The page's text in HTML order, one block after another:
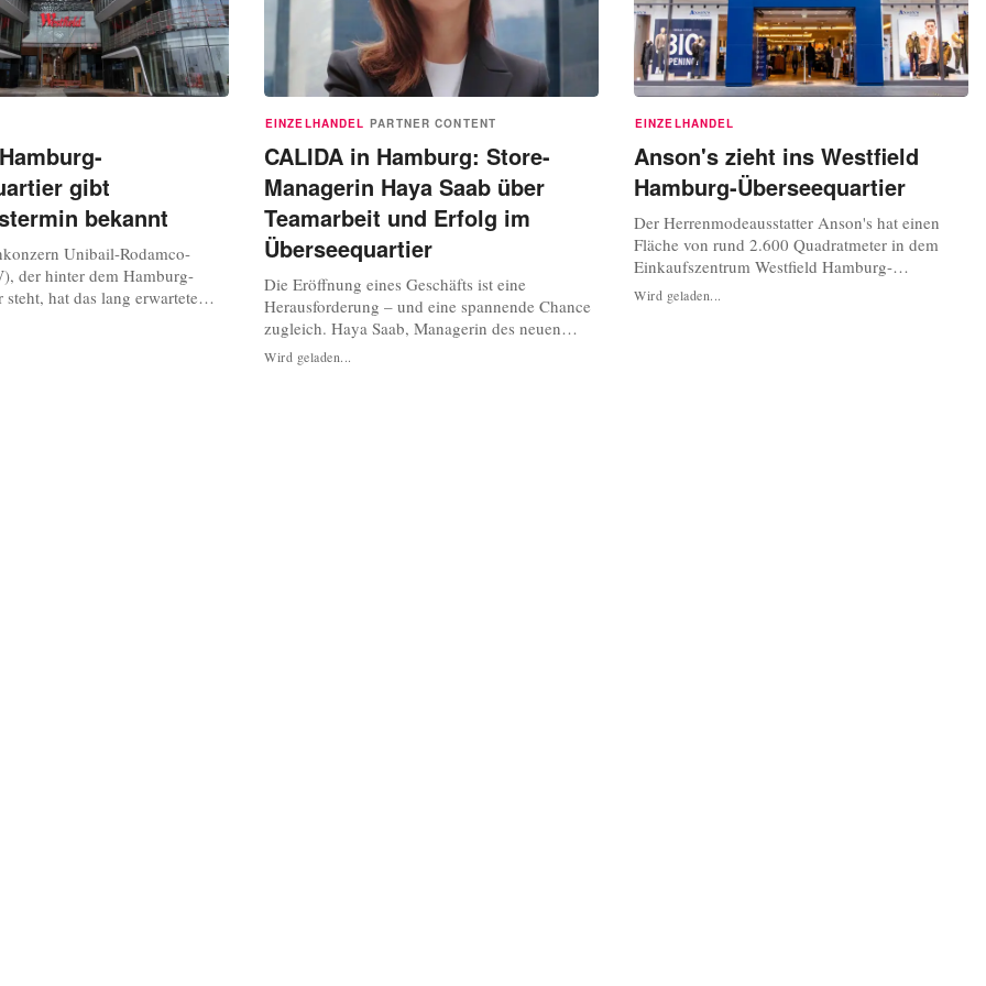
gibt
bekannt
Unibail-Rodamco-
der hinter dem Hamburg-
steht, hat das lang erwartete
des Einkaufszentrums
Der Bereich mit Flächen für
EINZELHANDEL PARTNER CONTENT
CALIDA in Hamburg: Store-
Managerin Haya Saab über
Teamarbeit und Erfolg im
Überseequartier
Die Eröffnung eines Geschäfts ist eine
Herausforderung – und eine spannende Chance
zugleich. Haya Saab, Managerin des neuen
CALIDA-Stores im Überseequartier Hamburg,
gibt in einem exklusiven Interview Einblicke in
Wird geladen...
EINZELHANDEL
Anson's zieht ins Westfield
Hamburg-Überseequartier
Der Herrenmodeausstatter Anson's hat einen
Fläche von rund 2.600 Quadratmeter in dem
Einkaufszentrum Westfield Hamburg-
Überseequartier angemietet, teilte der zur Peek
& Cloppenburg KG, Düsseldorf gehörende
Wird geladen...